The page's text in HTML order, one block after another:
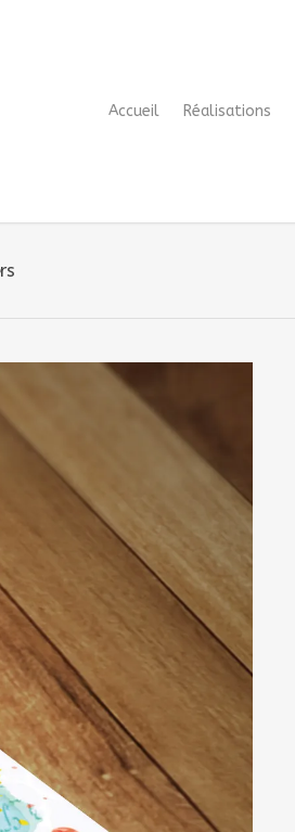
Accueil Réalisations